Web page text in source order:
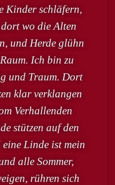
Kinder schläfern,
wo die Alten
und Herde glühn
Ich bin zu
und Traum. Dort
klar verklangen
Verhallenden
stützen auf den
Linde ist mein
alle Sommer,
rühren sich